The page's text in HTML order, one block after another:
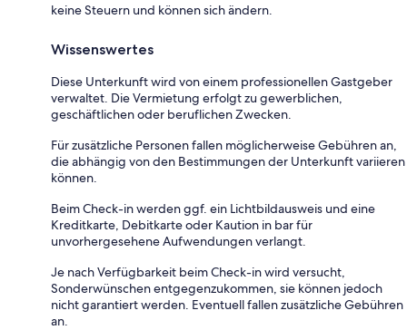
keine Steuern und können sich ändern.
Wissenswertes
Diese Unterkunft wird von einem professionellen Gastgeber
verwaltet. Die Vermietung erfolgt zu gewerblichen,
geschäftlichen oder beruflichen Zwecken.
Für zusätzliche Personen fallen möglicherweise Gebühren an,
die abhängig von den Bestimmungen der Unterkunft variieren
können.
Beim Check-in werden ggf. ein Lichtbildausweis und eine
Kreditkarte, Debitkarte oder Kaution in bar für
unvorhergesehene Aufwendungen verlangt.
Je nach Verfügbarkeit beim Check-in wird versucht,
Sonderwünschen entgegenzukommen, sie können jedoch
nicht garantiert werden. Eventuell fallen zusätzliche Gebühren
an.